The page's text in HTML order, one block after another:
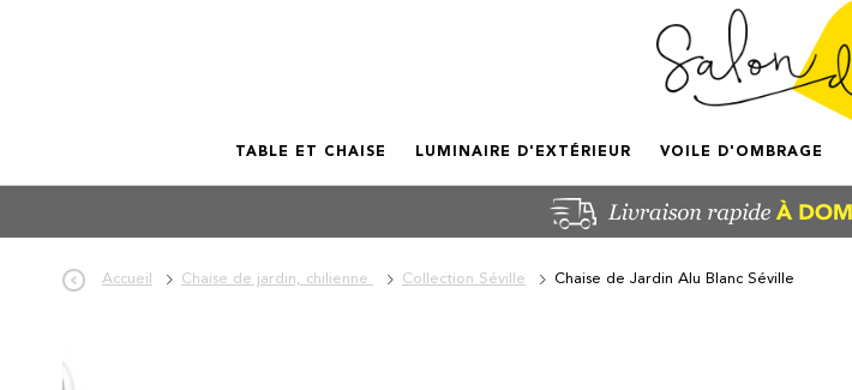
TABLE ET CHAISE LUMINAIRE D'EXTÉRIEUR VOILE D'OMBRAGE
Accueil Chaise de jardin, chilienne Collection Séville Chaise de Jardin Alu Blanc Séville